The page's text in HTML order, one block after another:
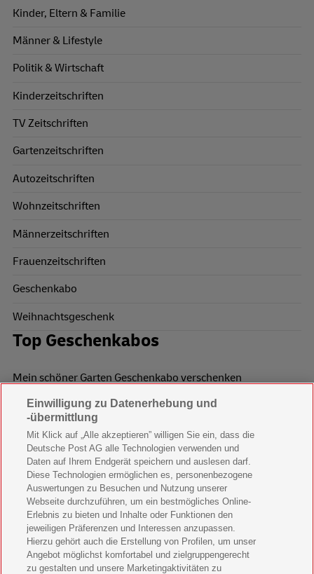
Kinder, Eltern & Familie
Männer & Lifestyle
Politik & Wirtschaft
Kinderzeitschriften
TV Zeitschriften
Gartenzeitschriften
Autozeitschriften
Wohnzeitschriften
Männerzeitschriften
Frauenzeitschriften
Geschenkabo
Weihnachtsgeschenk
Top Geschenkabos
Mein schöner Garten Geschenkabo verschenken
Wohnen & Garten Geschenkabo verschenken
Mein schönes Land Geschenkabo verschenken
Bild der Frau Geschenkabo verschenken
11 Freunde Geschenkabo verschenken
LEGO Ninjago Magazin Geschenkabo verschenken
Brigitte Geschenkabo verschenken
GEOlino Geschenkabo verschenken
Einwilligung zu Datenerhebung und
-übermittlung
Mit Klick auf „Alle akzeptieren” willigen Sie ein, dass die
Deutsche Post AG alle Technologien verwenden und
Daten auf Ihrem Endgerät speichern und auslesen darf.
Diese Technologien ermöglichen es, personenbezogene
Auswertungen zu Besuchen und Nutzung unserer
Webseite durchzuführen, um ein bestmögliches Online-
Erlebnis zu bieten und Inhalte oder Funktionen den
jeweiligen Präferenzen und Interessen anzupassen.
Hierzu gehört auch die Erstellung von Profilen, um unser
Angebot möglichst komfortabel und zielgruppengerecht
zu gestalten und unsere Marketingaktivitäten zu